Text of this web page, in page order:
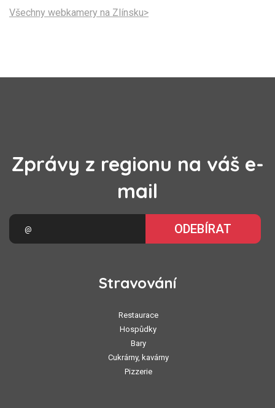
Všechny webkamery na Zlínsku>
Zprávy z regionu na váš e-
mail
ODEBÍRAT
Stravování
Restaurace
Hospůdky
Bary
Cukrárny, kavárny
Pizzerie